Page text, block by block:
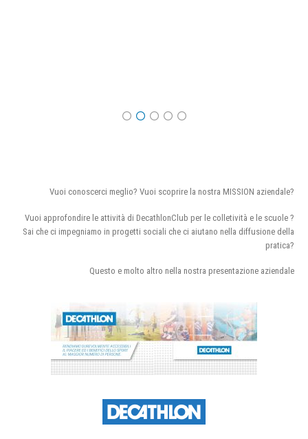
Vuoi conoscerci meglio? Vuoi scoprire la nostra MISSION aziendale?
Vuoi approfondire le attività di DecathlonClub per le colletività e le scuole ?
Sai che ci impegniamo in progetti sociali che ci aiutano nella diffusione della
pratica?
Questo e molto altro nella nostra presentazione aziendale